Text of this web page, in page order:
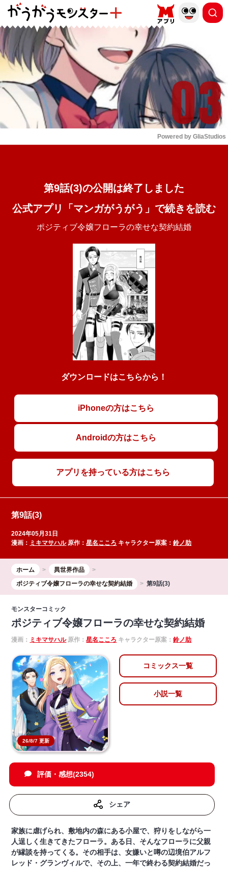
もっと読む
Powered by GliaStudios
第9話(3)の公開は終了しました
公式アプリ「マンガがうがう」で続きを読む
ポジティブ令嬢フローラの幸せな契約結婚
ダウンロードはこちらから！
iPhoneの方はこちら
Androidの方はこちら
アプリを持っている方はこちら
第9話(3)
2024年05月31日
漫画： ミキマサハル原作：星名こころ キャラクター原案：鈴ノ助
ホーム
異世界作品
ポジティブ令嬢フローラの幸せな契約結婚
第9話(3)
モンスターコミック
ポジティブ令嬢フローラの幸せな契約結婚
漫画： ミキマサハル原作：星名こころ キャラクター原案：鈴ノ助
26/8/7 更新
コミックス一覧
小説一覧
評価・感想(2354)
シェア
家族に虐げられ、敷地内の森にある小屋で、狩りをしながら一
人逞しく生きてきたフローラ。ある日、そんなフローラに父親
が縁談を持ってくる。その相手は、女嫌いと噂の辺境伯アルフ
レッド・グランヴィルで、その上、一年で終わる契約結婚だっ